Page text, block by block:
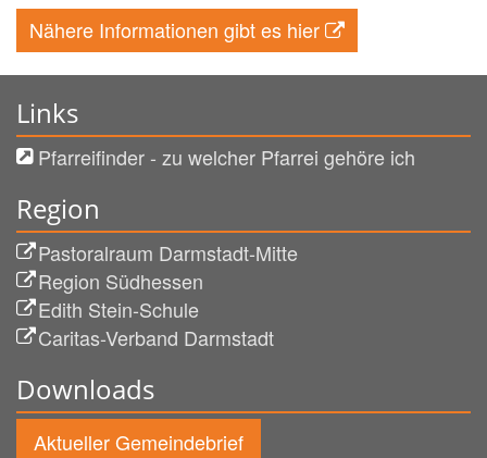
Nähere Informationen gibt es hier
Links
Pfarreifinder - zu welcher Pfarrei gehöre ich
Region
Pastoralraum Darmstadt-Mitte
Region Südhessen
Edith Stein-Schule
Caritas-Verband Darmstadt
Downloads
Aktueller Gemeindebrief